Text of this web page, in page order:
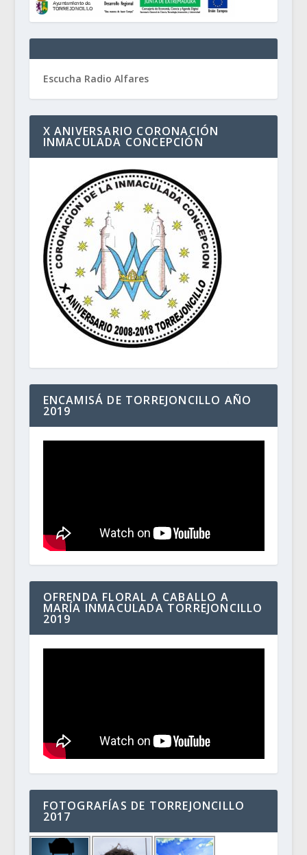
Escucha Radio Alfares
X ANIVERSARIO CORONACIÓN
INMACULADA CONCEPCIÓN
ENCAMISÁ DE TORREJONCILLO AÑO
2019
OFRENDA FLORAL A CABALLO A
MARÍA INMACULADA TORREJONCILLO
2019
FOTOGRAFÍAS DE TORREJONCILLO
2017